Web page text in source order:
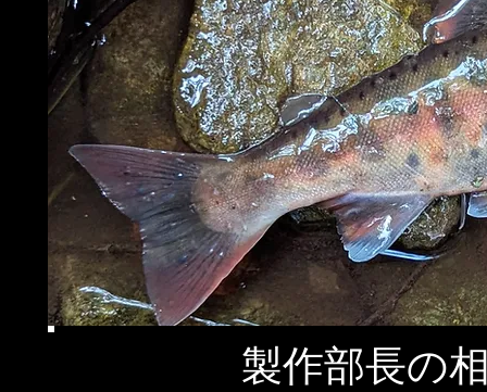
製作部長の